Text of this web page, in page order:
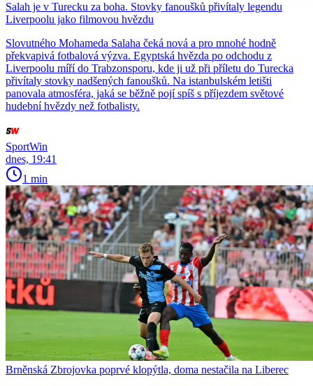
Salah je v Turecku za boha. Stovky fanoušků přivítaly legendu
Liverpoolu jako filmovou hvězdu
Slovutného Mohameda Salaha čeká nová a pro mnohé hodně
překvapivá fotbalová výzva. Egyptská hvězda po odchodu z
Liverpoolu míří do Trabzonsporu, kde ji už při příletu do Turecka
přivítaly stovky nadšených fanoušků. Na istanbulském letišti
panovala atmosféra, jaká se běžně pojí spíš s příjezdem světové
hudební hvězdy než fotbalisty.
SportWin
dnes, 19:41
1 min
Brněnská Zbrojovka poprvé klopýtla, doma nestačila na Liberec